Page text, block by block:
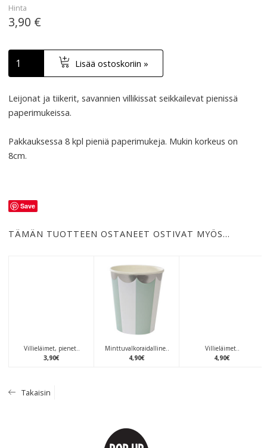
Hinta
3,90 €
Lisää ostoskoriin »
Leijonat ja tiikerit, savannien villikissat seikkailevat pienissä
paperimukeissa.
Pakkauksessa 8 kpl pieniä paperimukeja. Mukin korkeus on
8cm.
Save
TÄMÄN TUOTTEEN OSTANEET OSTIVAT MYÖS…
Villieläimet, pienet..
3,90€
Minttuvalkoraidalline..
4,90€
Villieläimet..
4,90€
Takaisin